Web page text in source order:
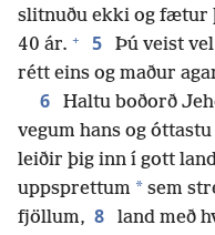
slitnuðu ekki og fætur
40 ár. + 5
Þú veist
rétt eins og maður
6
Haltu boðorð
vegum hans og
leiðir þig inn í gott
uppsprettum * sem
fjöllum, 8
land með